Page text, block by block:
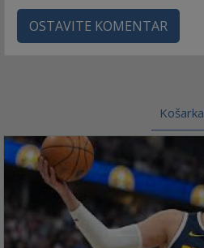
OSTAVITE KOMENTAR
Košarka